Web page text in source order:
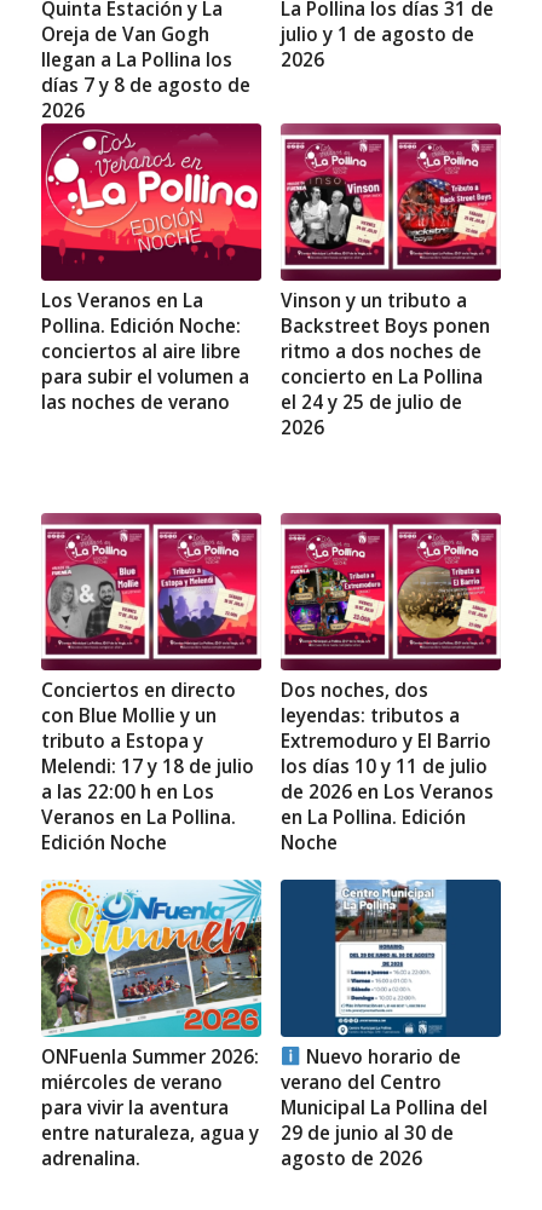
Quinta Estación y La
Oreja de Van Gogh
llegan a La Pollina los
días 7 y 8 de agosto de
2026
La Pollina los días 31 de
julio y 1 de agosto de
2026
Los Veranos en La
Pollina. Edición Noche:
conciertos al aire libre
para subir el volumen a
las noches de verano
Vinson y un tributo a
Backstreet Boys ponen
ritmo a dos noches de
concierto en La Pollina
el 24 y 25 de julio de
2026
Conciertos en directo
con Blue Mollie y un
tributo a Estopa y
Melendi: 17 y 18 de julio
a las 22:00 h en Los
Veranos en La Pollina.
Edición Noche
Dos noches, dos
leyendas: tributos a
Extremoduro y El Barrio
los días 10 y 11 de julio
de 2026 en Los Veranos
en La Pollina. Edición
Noche
ONFuenla Summer 2026:
miércoles de verano
para vivir la aventura
entre naturaleza, agua y
adrenalina.
Nuevo horario de
verano del Centro
Municipal La Pollina del
29 de junio al 30 de
agosto de 2026